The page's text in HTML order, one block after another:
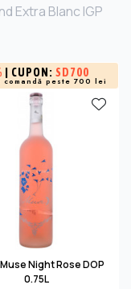
Extra Blanc IGP
| CUPON: SD700
peste 700 lei
Night Rose DOP
0.75L